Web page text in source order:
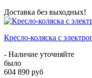
Доставка без выходных!
Кресло-коляска с
- Наличие уточняйте
было
604 890 руб